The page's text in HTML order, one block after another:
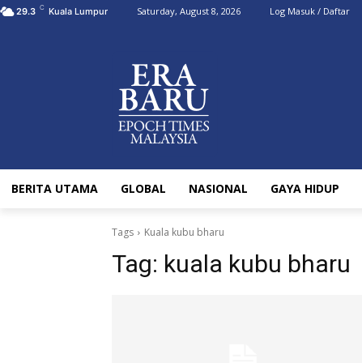
29.3 C Kuala Lumpur Saturday, August 8, 2026 Log Masuk / Daftar
BERITA UTAMA GLOBAL NASIONAL GAYA HIDUP
Tags Kuala kubu bharu
Tag: kuala kubu bharu